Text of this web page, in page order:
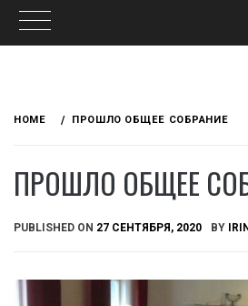
HOME ПРОШЛО ОБЩЕЕ СОБРАНИЕ
ПРОШЛО ОБЩЕЕ
PUBLISHED ON 27 СЕНТЯБРЯ, 2020 BY